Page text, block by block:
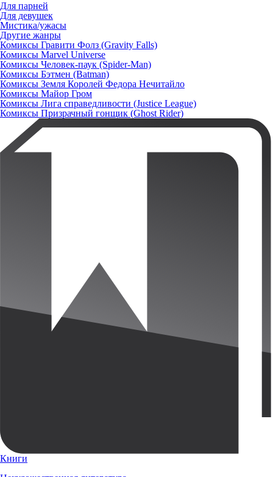
Для парней
Для девушек
Мистика/ужасы
Другие жанры
Комиксы Гравити Фолз (Gravity Falls)
Комиксы Marvel Universe
Комиксы Человек-паук (Spider-Man)
Комиксы Бэтмен (Batman)
Комиксы Земля Королей Федора Нечитайло
Комиксы Майор Гром
Комиксы Лига справедливости (Justice League)
Комиксы Призрачный гонщик (Ghost Rider)
Книги